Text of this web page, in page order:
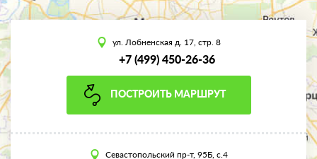
ул. Лобненская д. 17, стр. 8
+7 (499) 450-26-36
ПОСТРОИТЬ МАРШРУТ
Севастопольский пр-т, 95Б, с.4